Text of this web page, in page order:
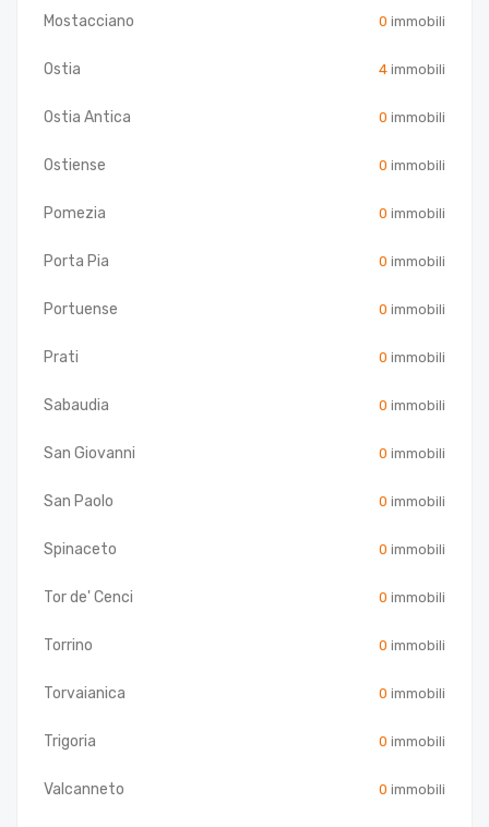
Mostacciano 0 immobili
Ostia 4 immobili
Ostia Antica 0 immobili
Ostiense 0 immobili
Pomezia 0 immobili
Porta Pia 0 immobili
Portuense 0 immobili
Prati 0 immobili
Sabaudia 0 immobili
San Giovanni 0 immobili
San Paolo 0 immobili
Spinaceto 0 immobili
Tor de' Cenci 0 immobili
Torrino 0 immobili
Torvaianica 0 immobili
Trigoria 0 immobili
Valcanneto 0 immobili